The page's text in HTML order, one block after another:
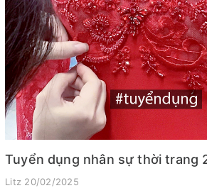
Tuyển dụng nhân sự thời trang
Litz 20/02/2025